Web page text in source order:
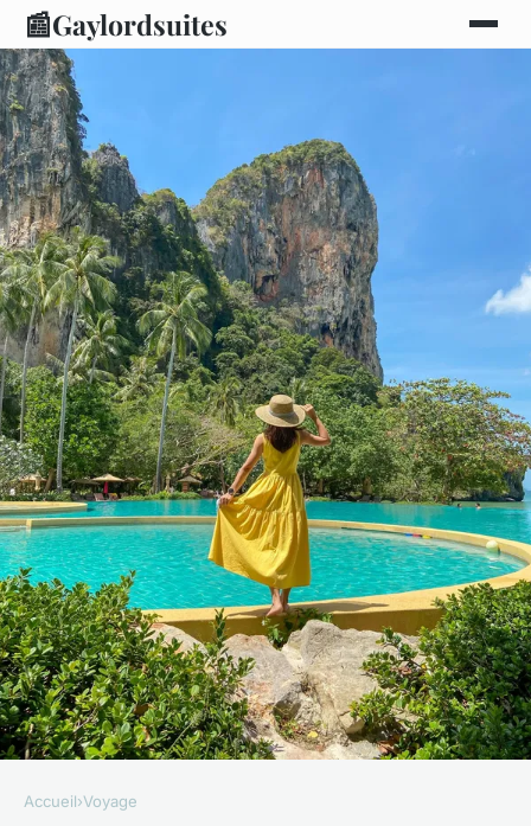
📰Gaylordsuites
VOYAGE
Accueil›Voyage